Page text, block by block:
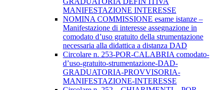
MANIFESTAZIONE INTERESSE
NOMINA COMMISSIONE esame istanze –
Manifestazione di interesse assegnazione in
comodato d’uso gratuito della strumentazione
necessaria alla didattica a distanza DAD
Circolare n. 253-POR-CALABRIA comodato-
d’uso-gratuito-strumentazione-DAD-
GRADUATORIA-PROVVISORIA-
MANIFESTAZIONE-INTERESSE